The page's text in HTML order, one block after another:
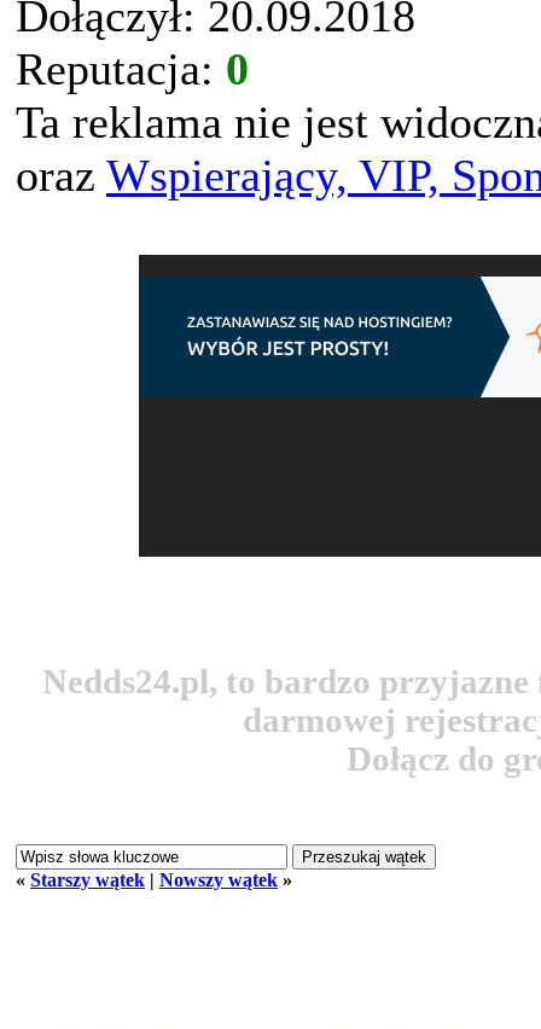
Dołączył: 20.09.2018
Reputacja: 0
Ta reklama nie jest
oraz Wspierający, VIP,
Nedds24.pl, to bardzo
darmowej
Dołącz do
« Starszy wątek | Nowszy wątek »